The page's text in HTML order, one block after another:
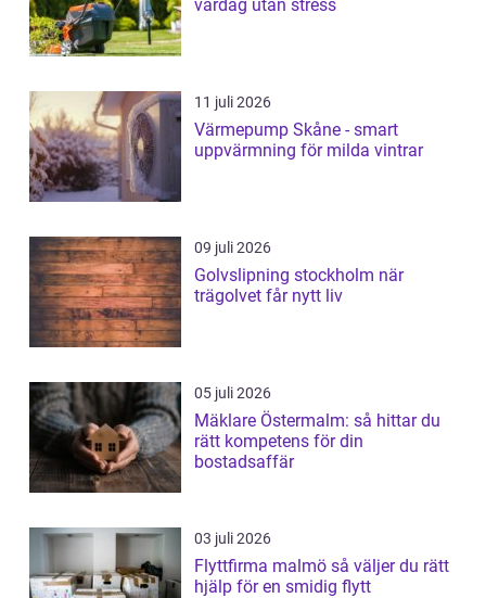
vardag utan stress
11 juli 2026
Värmepump Skåne - smart
uppvärmning för milda vintrar
09 juli 2026
Golvslipning stockholm när
trägolvet får nytt liv
05 juli 2026
Mäklare Östermalm: så hittar du
rätt kompetens för din
bostadsaffär
03 juli 2026
Flyttfirma malmö så väljer du rätt
hjälp för en smidig flytt